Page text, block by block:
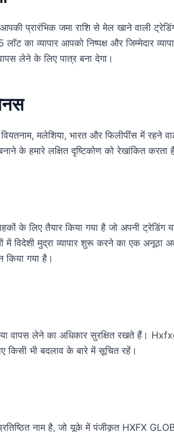
प्रारंभिक जमा राशि से मेल खाने वाली
का व्यापार आपको निष्पक्ष और जिम्मेदार
लेने के लिए पात्र बना देगा।
मलेशिया, भारत और फिलीपींस में रहने वाले
के हमारे लक्षित दृष्टिकोण को रेखांकित करता
के लिए तैयार किया गया है जो अपनी ट्रेडिंग
मुद्रा व्यापार शुरू करने का एक अनूठा
किया गया है।
वापस लेने का अधिकार सुरक्षित रखते हैं।
किसी भी बदलाव के बारे में सूचित रहें।
नाम है, जो यूके में पंजीकृत HXFX